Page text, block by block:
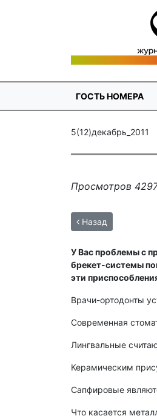
ГОСТЬ НОМЕРА
5(12)декабрь_2011
Просмотров
Назад
У Вас проблемы с
брекет-системы
эти
Врачи-ортодонты
Современная
Лингвальные
Керамическим
Сапфировые
Что касается